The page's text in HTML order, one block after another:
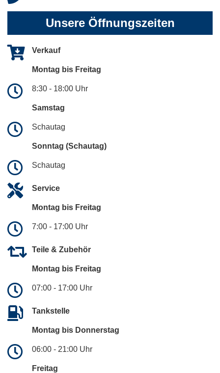
Unsere Öffnungszeiten
Verkauf
Montag bis Freitag
8:30 - 18:00 Uhr
Samstag
Schautag
Sonntag (Schautag)
Schautag
Service
Montag bis Freitag
7:00 - 17:00 Uhr
Teile & Zubehör
Montag bis Freitag
07:00 - 17:00 Uhr
Tankstelle
Montag bis Donnerstag
06:00 - 21:00 Uhr
Freitag